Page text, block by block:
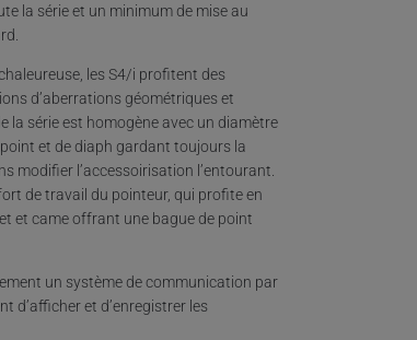
la série et un minimum de mise au
les S4/i profitent des
d’aberrations géométriques et
la série est homogène avec un diamètre
et de diaph gardant toujours la
modifier l’accessoirisation l’entourant.
de travail du pointeur, qui profite en
et came offrant une bague de point
un système de communication par
d’afficher et d’enregistrer les